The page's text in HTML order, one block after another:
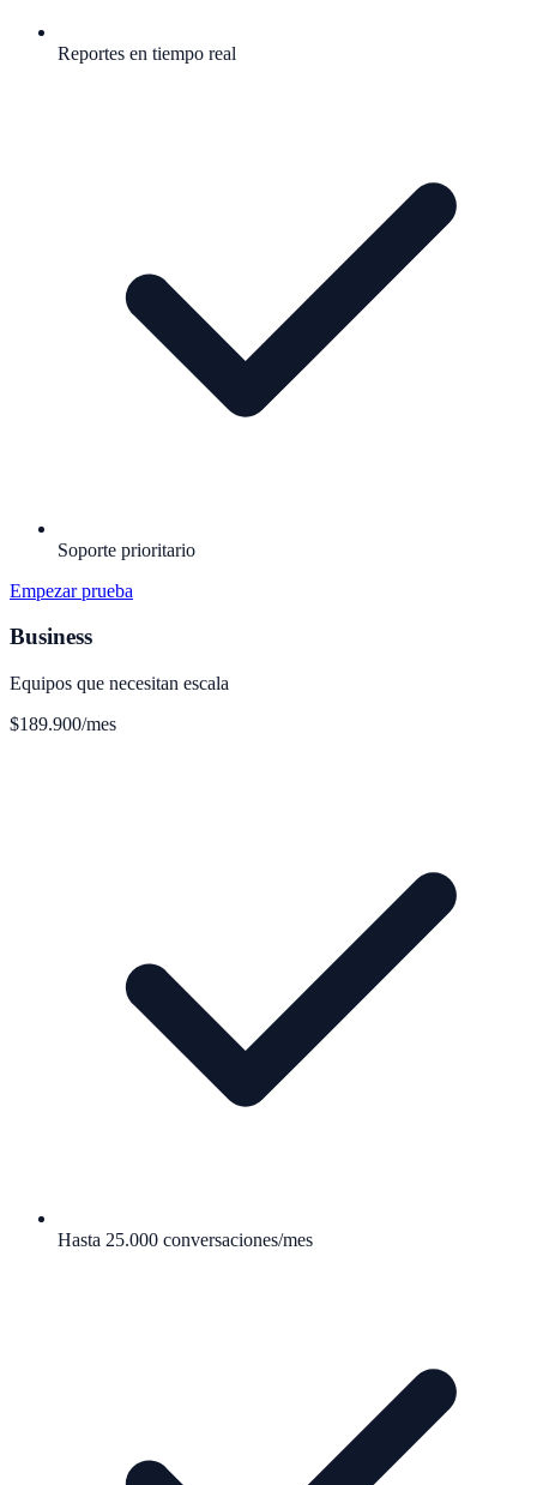
Reportes en tiempo real
Soporte prioritario
Empezar prueba
Business
Equipos que necesitan escala
$189.900/mes
Hasta 25.000 conversaciones/mes